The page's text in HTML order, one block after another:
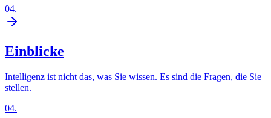
04.
Einblicke
Intelligenz ist nicht das, was Sie wissen. Es sind die Fragen, die Sie
stellen.
04.